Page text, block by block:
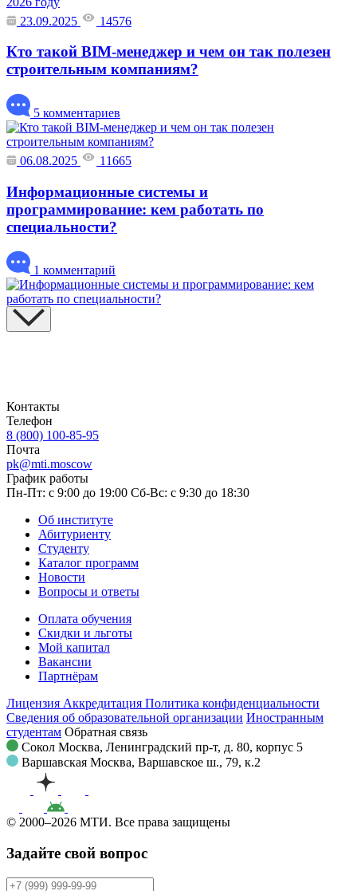
23.09.2025 14576
Кто такой BIM-менеджер и чем он так полезен
строительным компаниям?
5 комментариев
06.08.2025 11665
Информационные системы и
программирование: кем работать по
специальности?
1 комментарий
Контакты
Телефон
8 (800) 100-85-95
Почта
pk@mti.moscow
График работы
Пн-Пт: с 9:00 до 19:00 Сб-Вс: с 9:30 до 18:30
Об институте
Абитуриенту
Студенту
Каталог программ
Новости
Вопросы и ответы
Оплата обучения
Скидки и льготы
Мой капитал
Вакансии
Партнёрам
Лицензия Аккредитация Политика конфиденциальности
Сведения об образовательной организации Иностранным
студентам Обратная связь
Сокол Москва, Ленинградский пр-т, д. 80, корпус 5
Варшавская Москва, Варшавское ш., 79, к.2
© 2000–2026 МТИ. Все права защищены
Задайте свой вопрос